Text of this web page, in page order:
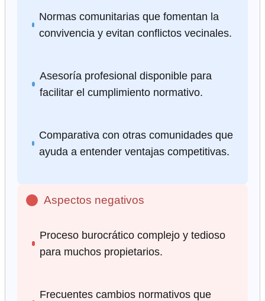
Normas comunitarias que fomentan la
convivencia y evitan conflictos vecinales.
Asesoría profesional disponible para
facilitar el cumplimiento normativo.
Comparativa con otras comunidades que
ayuda a entender ventajas competitivas.
Aspectos negativos
Proceso burocrático complejo y tedioso
para muchos propietarios.
Frecuentes cambios normativos que